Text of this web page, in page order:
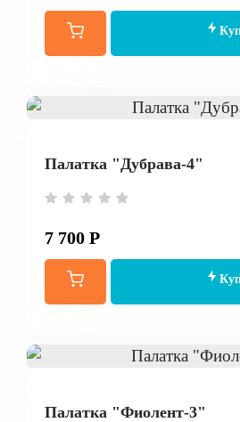
Палатка "Дубрава-4"
7 700 Р
Палатка "Фиолент-3"